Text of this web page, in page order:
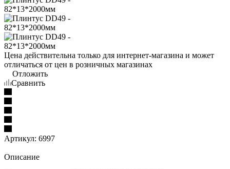
Цена действительна только для интернет-магазина и может
отличаться от цен в розничных магазинах
Отложить
Сравнить
Артикул: 6997
Описание